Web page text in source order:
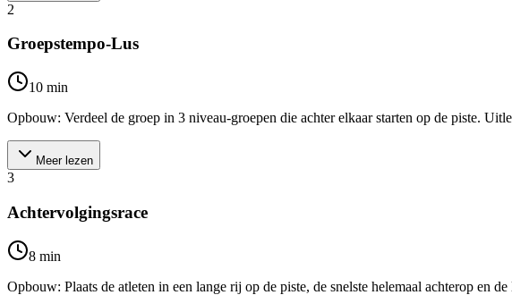
2
Groepstempo-Lus
10 min
Opbouw: Verdeel de groep in 3 niveau-groepen die achter elkaar starten op de piste.
Meer lezen
3
Achtervolgingsrace
8 min
Opbouw: Plaats de atleten in een lange rij op de piste, de snelste helemaal achterop en